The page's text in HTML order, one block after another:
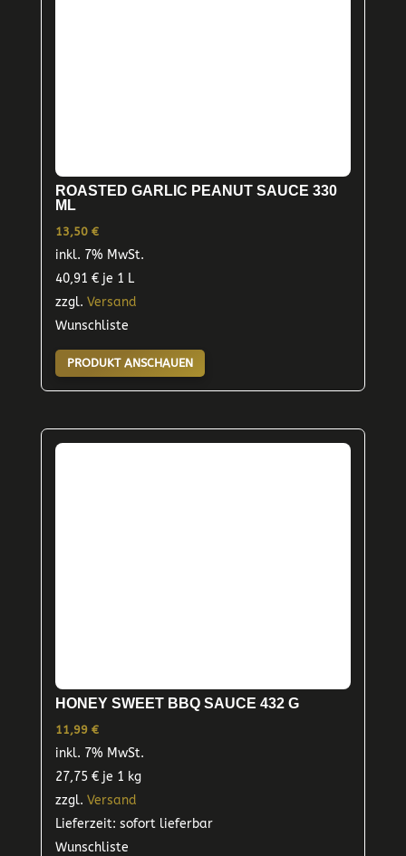
ROASTED GARLIC PEANUT SAUCE 330
ML
13,50 €
inkl. 7% MwSt.
40,91 €je 1 L
zzgl. Versand
Wunschliste
PRODUKT ANSCHAUEN
HONEY SWEET BBQ SAUCE 432 G
11,99 €
inkl. 7% MwSt.
27,75 €je 1 kg
zzgl. Versand
Lieferzeit: sofort lieferbar
Wunschliste